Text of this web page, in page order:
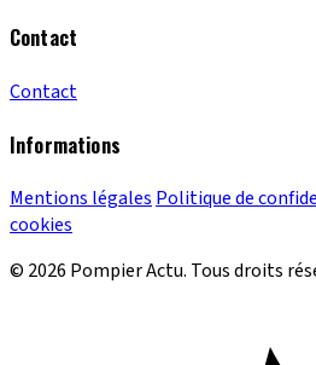
Contact
Contact
Informations
Mentions légales Politique de
cookies
© 2026 Pompier Actu. Tous droits